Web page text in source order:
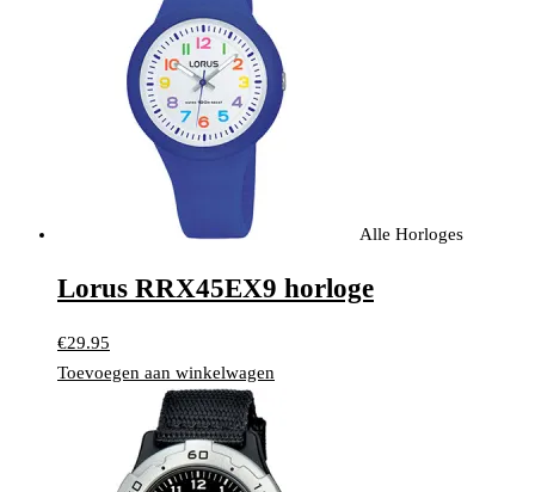
Alle Horloges
Lorus RRX45EX9 horloge
€29.95
Toevoegen aan winkelwagen